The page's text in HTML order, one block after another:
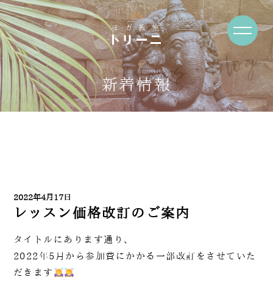
新着情報
News・Blog
2022年4月17日
レッスン価格改訂のご案内
タイトルにあります通り、
2022年5月から参加費にかかる一部改訂をさせていた
だきます